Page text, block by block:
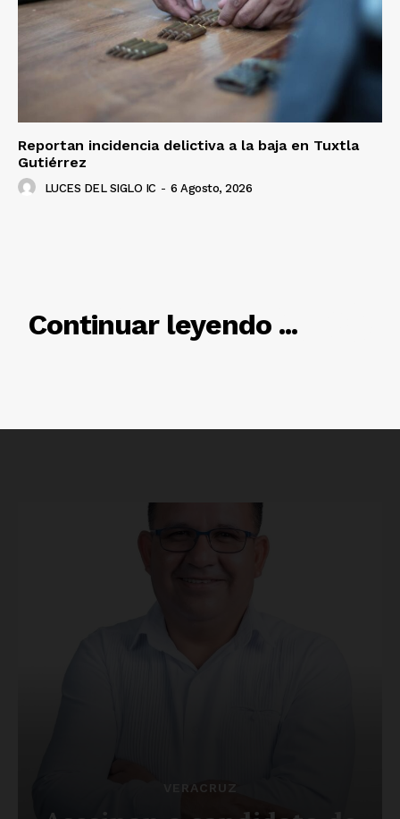
Empresa
Contacto
Política de privacidad
Reportan incidencia delictiva a la baja en Tuxtla
Gutiérrez
LUCES DEL SIGLO IC - 6 Agosto, 2026
Continuar leyendo ...
RELACIONADO